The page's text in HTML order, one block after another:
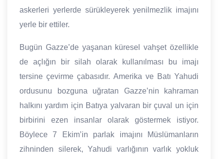
askerleri yerlerde sürükleyerek yenilmezlik imajını
yerle bir ettiler.
Bugün Gazze’de yaşanan küresel vahşet özellikle
de açlığın bir silah olarak kullanılması bu imajı
tersine çevirme çabasıdır. Amerika ve Batı Yahudi
ordusunu bozguna uğratan Gazze’nin kahraman
halkını yardım için Batıya yalvaran bir çuval un için
birbirini ezen insanlar olarak göstermek istiyor.
Böylece 7 Ekim’in parlak imajını Müslümanların
zihninden silerek, Yahudi varlığının varlık yokluk